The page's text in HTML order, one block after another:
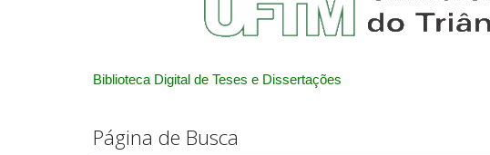
Biblioteca Digital de Teses e Dissertações
Página de Busca